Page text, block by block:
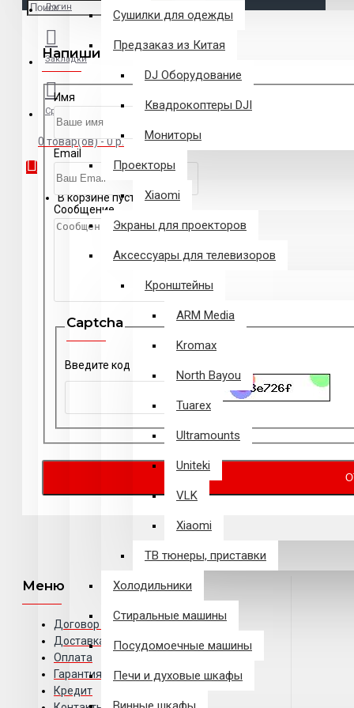
Логин
Закладки
Сравнение
0 товар(ов) - 0 р.
В корзине пусто!
Сушилки для одежды
Предзаказ из Китая
DJ Оборудование
Квадрокоптеры DJI
Мониторы
Проекторы
Xiaomi
Экраны для проекторов
Аксессуары для телевизоров
Кронштейны
ARM Media
Kromax
North Bayou
Tuarex
Ultramounts
Uniteki
VLK
Xiaomi
ТВ тюнеры, приставки
Холодильники
Стиральные машины
Посудомоечные машины
Печи и духовые шкафы
Напишите нам
Имя
Email
Сообщение
Captcha
Введите код
Меню
Договор публичной оферты
Доставка
Оплата
Гарантия
Кредит